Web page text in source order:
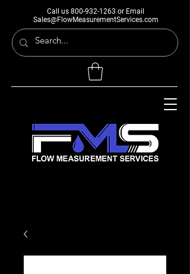
Call us 800-932-1263 or Email
Sales@FlowMeasurementServices.com